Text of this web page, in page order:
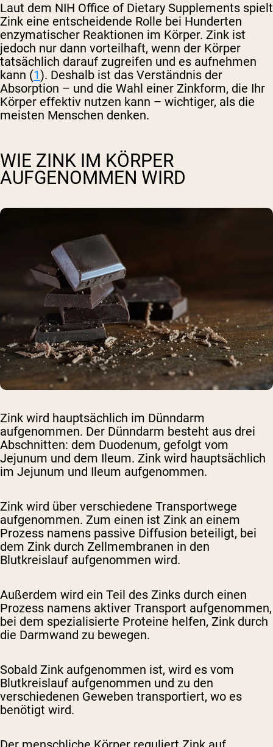
Laut dem NIH Office of Dietary Supplements spielt
Zink eine entscheidende Rolle bei Hunderten
enzymatischer Reaktionen im Körper. Zink ist
jedoch nur dann vorteilhaft, wenn der Körper
tatsächlich darauf zugreifen und es aufnehmen
kann (1). Deshalb ist das Verständnis der
Absorption – und die Wahl einer Zinkform, die Ihr
Körper effektiv nutzen kann – wichtiger, als die
meisten Menschen denken.
WIE ZINK IM KÖRPER
AUFGENOMMEN WIRD
Zink wird hauptsächlich im Dünndarm
aufgenommen. Der Dünndarm besteht aus drei
Abschnitten: dem Duodenum, gefolgt vom
Jejunum und dem Ileum. Zink wird hauptsächlich
im Jejunum und Ileum aufgenommen.
Zink wird über verschiedene Transportwege
aufgenommen. Zum einen ist Zink an einem
Prozess namens passive Diffusion beteiligt, bei
dem Zink durch Zellmembranen in den
Blutkreislauf aufgenommen wird.
Außerdem wird ein Teil des Zinks durch einen
Prozess namens aktiver Transport aufgenommen,
bei dem spezialisierte Proteine helfen, Zink durch
die Darmwand zu bewegen.
Sobald Zink aufgenommen ist, wird es vom
Blutkreislauf aufgenommen und zu den
verschiedenen Geweben transportiert, wo es
benötigt wird.